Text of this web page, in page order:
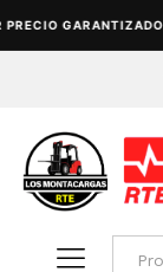
GARANTIZADO